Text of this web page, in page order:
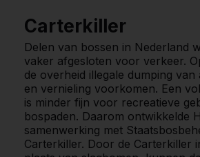
Carterkiller
Delen van bossen in Nederland
vaker afgesloten voor verkeer.
de overheid illegale dumping van
en vernieling voorkomen. Een
is minder fijn voor recreatieve
bospaden. Daarom ontwikkelde
samenwerking met
Carterkiller. Door de Carterkiller